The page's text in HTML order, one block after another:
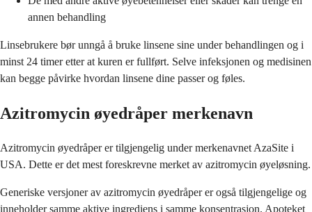
annen behandling
Linsebrukere bør unngå å bruke linsene sine under behandlingen og i
minst 24 timer etter at kuren er fullført. Selve infeksjonen og medisinen
kan begge påvirke hvordan linsene dine passer og føles.
Azitromycin øyedråper merkenavn
Azitromycin øyedråper er tilgjengelig under merkenavnet AzaSite i
USA. Dette er det mest foreskrevne merket av azitromycin øyeløsning.
Generiske versjoner av azitromycin øyedråper er også tilgjengelige og
inneholder samme aktive ingrediens i samme konsentrasjon. Apoteket